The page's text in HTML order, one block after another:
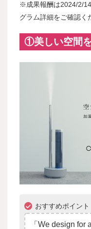
※成果報酬は2024/2/
グラム詳細をご確認く
①美しい空間
おすすめポイント
「We design for